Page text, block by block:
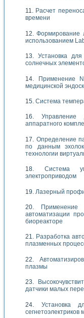
Расчет
времени
Формирование
использованием
Установка
солнечных
Применение
медицинской
Система
аппаратного
Определение
по данным
технологии
Система
электроприводом
Лазерный
Применение
автоматизации
биореакторе
Разработка
плазменных
плазмы
датчики малых
Установка